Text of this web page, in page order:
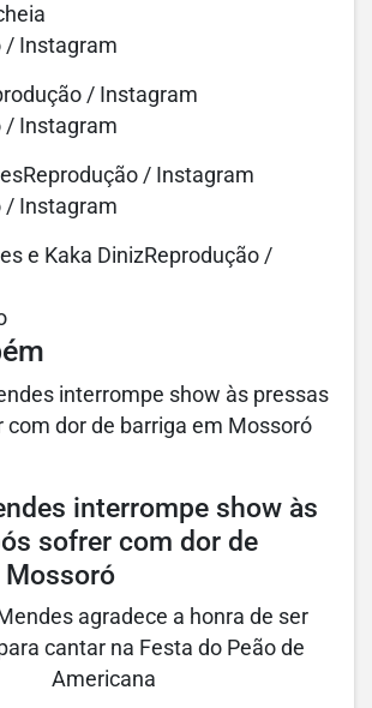
/ Instagram
/ Instagram
e Kaka DinizReprodução /
interrompe show às
sofrer com dor de
Mossoró